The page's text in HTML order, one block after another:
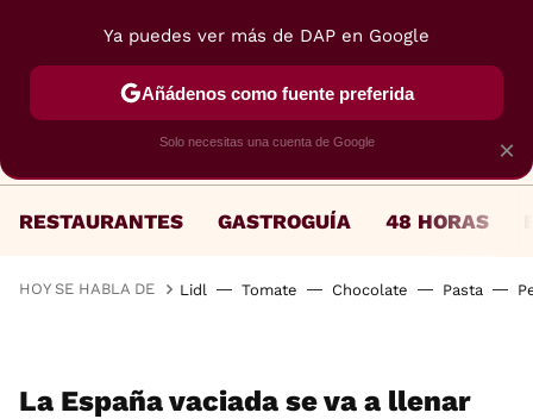
RESTAURANTES GASTROGUÍA 48 HORAS
HOY SE HABLA DE Lidl Tomate Chocolate Pasta
La España vaciada se va a llenar
×
Ya puedes ver más de DAP en Google
Añádenos como fuente preferida
Solo necesitas una cuenta de Google